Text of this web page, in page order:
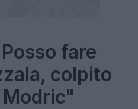
fare
colpito